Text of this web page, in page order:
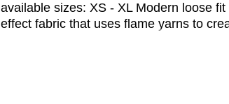
available sizes: XS - XL Modern loose
effect fabric that uses flame yarns to